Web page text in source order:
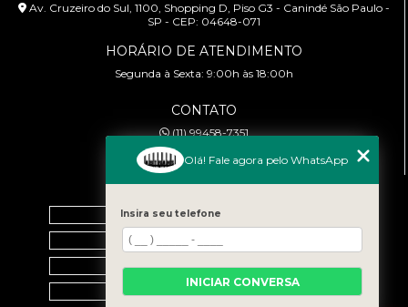
Av. Cruzeiro do Sul, 1100, Shopping D, Piso G3 - Canindé São Paulo -
SP - CEP: 04648-071
HORÁRIO DE ATENDIMENTO
Segunda à Sexta: 9:00h às 18:00h
CONTATO
(11) 99458-7351
cursoabtrans@gmail.com
Home
Empresa
Galeria
Contato
Olá! Fale agora pelo WhatsApp
Insira seu telefone
INICIAR CONVERSA